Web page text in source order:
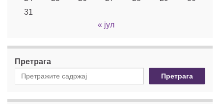
31
« јул
Претрага
Претрага